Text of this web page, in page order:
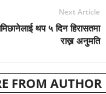
Next Article
थप ५ दिन हिरासतमा
राख्न अनुमति
FROM AUTHOR